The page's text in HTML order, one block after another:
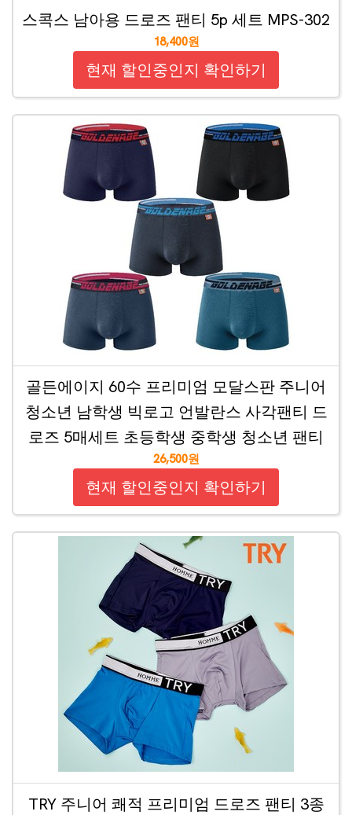
스콕스 남아용 드로즈 팬티 5p 세트 MPS-302
18,400원
현재 할인중인지 확인하기
골든에이지 60수 프리미엄 모달스판 주니어
청소년 남학생 빅로고 언발란스 사각팬티 드
로즈 5매세트 초등학생 중학생 청소년 팬티
26,500원
현재 할인중인지 확인하기
TRY 주니어 쾌적 프리미엄 드로즈 팬티 3종